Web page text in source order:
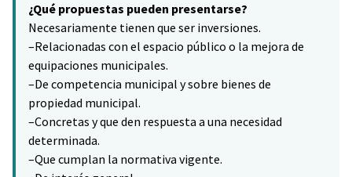
−
¿Qué propuestas pueden presentarse?
Necesariamente tienen que ser inversiones.
–Relacionadas con el espacio público o la mejora de
equipaciones municipales.
–De competencia municipal y sobre bienes de
propiedad municipal.
–Concretas y que den respuesta a una necesidad
determinada.
–Que cumplan la normativa vigente.